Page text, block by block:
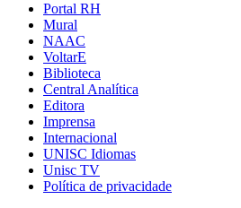
Portal RH
Mural
NAAC
VoltarE
Biblioteca
Central Analítica
Editora
Imprensa
Internacional
UNISC Idiomas
Unisc TV
Política de privacidade